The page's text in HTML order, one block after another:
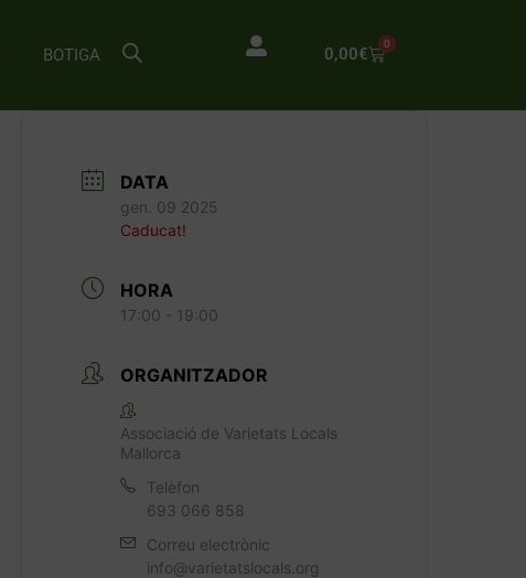
BOTIGA 0,00€
0
DATA
gen. 09 2025
Caducat!
HORA
17:00 - 19:00
ORGANITZADOR
Associació de Varietats Locals
Mallorca
Telèfon
693 066 858
Correu electrònic
info@varietatslocals.org